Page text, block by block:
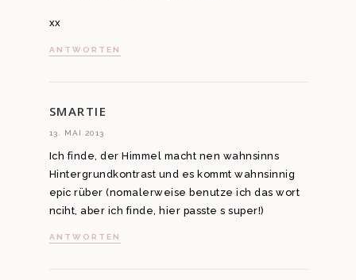
xx
ANTWORTEN
SMARTIE
13. MAI 2013
Ich finde, der Himmel macht nen wahnsinns
Hintergrundkontrast und es kommt wahnsinnig
epic rüber (nomalerweise benutze ich das wort
nciht, aber ich finde, hier passte s super!)
ANTWORTEN